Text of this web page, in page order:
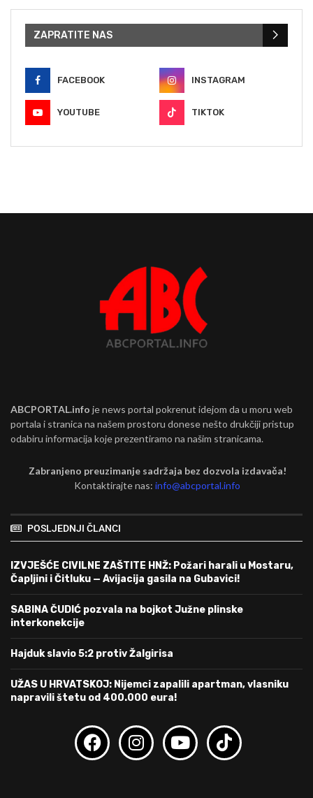
ZAPRATITE NAS
FACEBOOK INSTAGRAM
YOUTUBE TIKTOK
ABCPORTAL.info je news portal pokrenut idejom da u moru web
portala i stranica na našem prostoru donese nešto drukčiji pristup
odabiru informacija koje prezentiramo na našim stranicama.
Zabranjeno preuzimanje sadržaja bez dozvola izdavača!
Kontaktirajte nas:info@abcportal.info
POSLJEDNJI ČLANCI
IZVJEŠĆE CIVILNE ZAŠTITE HNŽ: Požari harali u Mostaru,
Čapljini i Čitluku — Avijacija gasila na Gubavici!
SABINA ČUDIĆ pozvala na bojkot Južne plinske
interkonekcije
Hajduk slavio 5:2 protiv Žalgirisa
UŽAS U HRVATSKOJ: Nijemci zapalili apartman, vlasniku
napravili štetu od 400.000 eura!